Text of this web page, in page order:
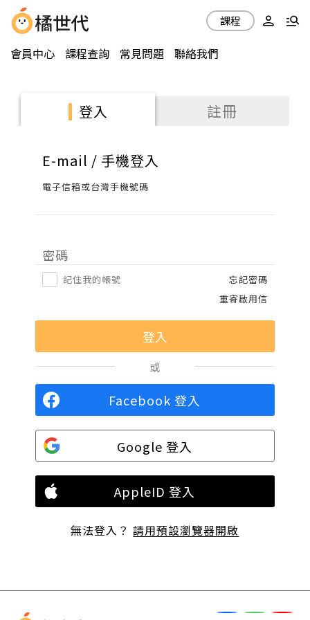
會員中心 課程查詢 常見問題 聯絡我們
課程
登入 註冊
E-mail / 手機登入
電子信箱或台灣手機號碼
密碼
記住我的帳號
忘記密碼
重寄啟用信
或
Facebook 登入
Google 登入
AppleID 登入
無法登入？請用預設瀏覽器開啟